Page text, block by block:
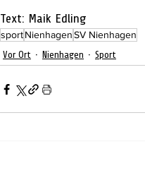
Text: Maik Edling
sportNienhagenSV Nienhagen
Vor Ort Nienhagen Sport